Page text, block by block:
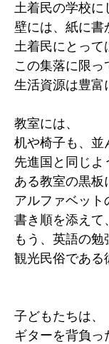
土着民の学校に
壁には、紙に書
土着民にとって
この集落に限っ
生活資源は豊富
教室には、
机や椅子も、並
先進国と同じよ
ある教室の黒板
アルファベット
書き順を添えて
もう、英語の勉
観光民俗である
子どもたちは、
ギターを背負っ